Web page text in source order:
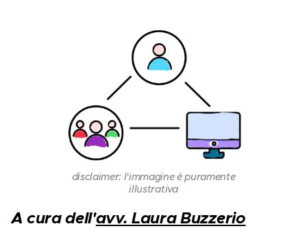
disclaimer: l'immagine è puramente
illustrativa
A cura dell'avv. Laura Buzzerio